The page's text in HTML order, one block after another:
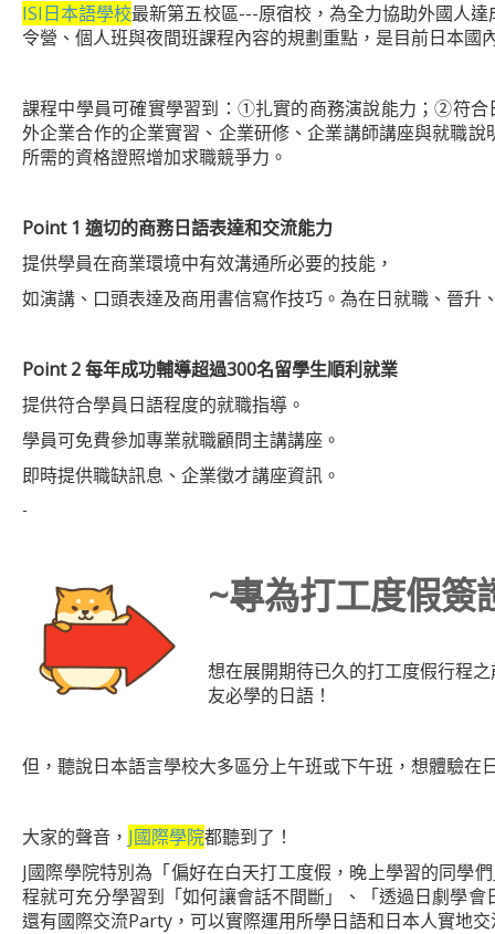
ISI日本語學校最新第五校區---原宿校，為全力協助外國人
令營、個人班與夜間班課程內容的規劃重點，是目前日本國
課程中學員可確實學習到：①扎實的商務演說能力；②符
外企業合作的企業實習、企業研修、企業講師講座與就職
所需的資格證照增加求職競爭力。
Point 1 適切的商務日語表達和交流能力
提供學員在商業環境中有效溝通所必要的技能，
如演講、口頭表達及商用書信寫作技巧。為在日就職、晉升
Point 2每年成功輔導超過300名留學生順利就業
提供符合學員日語程度的就職指導。
學員可免費參加專業就職顧問主講講座。
即時提供職缺訊息、企業徵才講座資訊。
-
~專為打工度假簽
想在展開期待已久的打工度假行程
友必學的日語！
但，聽說日本語言學校大多區分上午班或下午班，想體驗
大家的聲音， J國際學院都聽到了！
J國際學院特別為「偏好在白天打工度假，晚上學習的同學
程就可充分學習到「如何讓會話不間斷」、「透過日劇學
還有國際交流Party，可以實際運用所學日語和日本人實地